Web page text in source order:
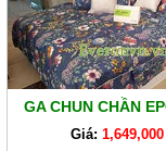
BỘ
CAO
CẤP
ARTEMIS
GA CHUN CHẦN
Giá: